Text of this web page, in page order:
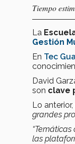
Tiempo
La
Gestión
En Tec
David
son clave
Lo
grandes
“Temáticas
las